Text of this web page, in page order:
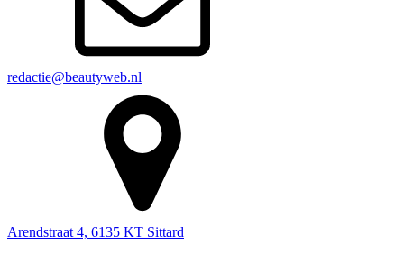
redactie@beautyweb.nl
Arendstraat 4, 6135 KT Sittard